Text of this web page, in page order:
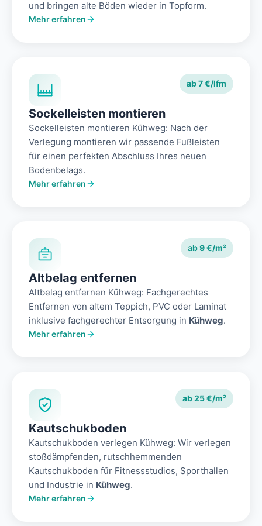
und bringen alte Böden wieder in Topform.
Mehr erfahren
ab 7 €/lfm
Sockelleisten montieren
Sockelleisten montieren Kühweg: Nach der
Verlegung montieren wir passende Fußleisten
für einen perfekten Abschluss Ihres neuen
Bodenbelags.
Mehr erfahren
ab 9 €/m²
Altbelag entfernen
Altbelag entfernen Kühweg: Fachgerechtes
Entfernen von altem Teppich, PVC oder Laminat
inklusive fachgerechter Entsorgung in Kühweg.
Mehr erfahren
ab 25 €/m²
Kautschukboden
Kautschukboden verlegen Kühweg: Wir verlegen
stoßdämpfenden, rutschhemmenden
Kautschukboden für Fitnessstudios, Sporthallen
und Industrie in Kühweg.
Mehr erfahren